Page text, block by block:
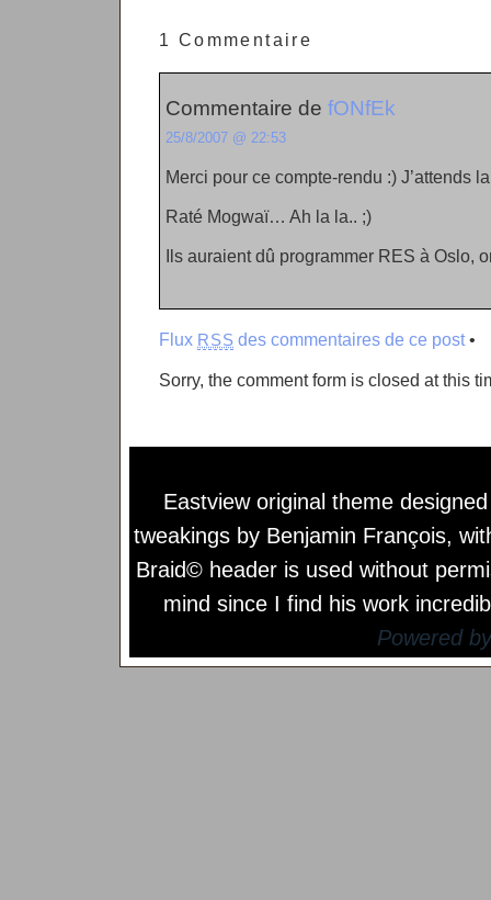
1 Commentaire
Commentaire de fONfEk
25/8/2007 @ 22:53
Merci pour ce compte-rendu :) J’attends
Raté Mogwaï… Ah la la.. ;)
Ils auraient dû programmer RES à Oslo,
Flux RSS des commentaires de ce post•
Sorry, the comment form is closed at this
Eastview original theme
tweakings by Benjamin François,
Braid© header is used without
mind since I find his work
Powered